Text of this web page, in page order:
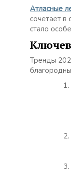
Атласные
сочетает в
стало
Тренды